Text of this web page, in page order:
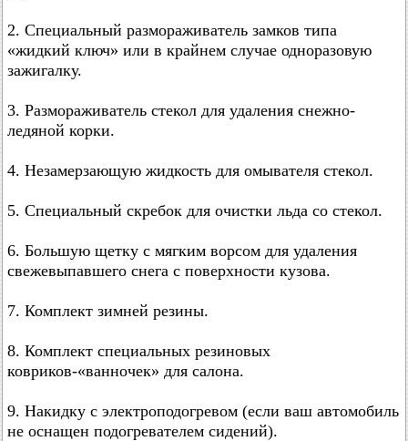
2. Специальный размораживатель замков типа
«жидкий ключ» или в крайнем случае одноразовую
зажигалку.
3. Размораживатель стекол для удаления снежно-
ледяной корки.
4. Незамерзающую жидкость для омывателя стекол.
5. Специальный скребок для очистки льда со стекол.
6. Большую щетку с мягким ворсом для удаления
свежевыпавшего снега с поверхности кузова.
7. Комплект зимней резины.
8. Комплект специальных резиновых
ковриков-«ванночек» для салона.
9. Накидку с электроподогревом (если ваш автомобиль
не оснащен подогревателем сидений).